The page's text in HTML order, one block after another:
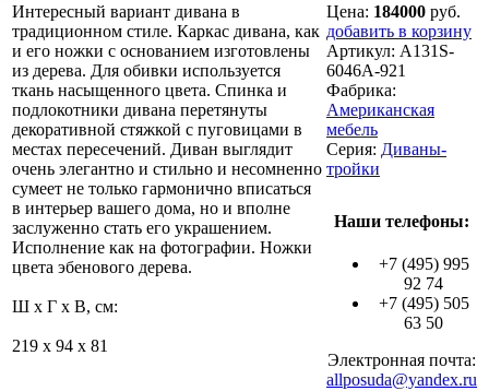
Интересный вариант дивана в
традиционном стиле. Каркас дивана, как
и его ножки с основанием изготовлены
из дерева. Для обивки используется
ткань насыщенного цвета. Спинка и
подлокотники дивана перетянуты
декоративной стяжкой с пуговицами в
местах пересечений. Диван выглядит
очень элегантно и стильно и несомненно
сумеет не только гармонично вписаться
в интерьер вашего дома, но и вполне
заслуженно стать его украшением.
Исполнение как на фотографии. Ножки
цвета эбенового дерева.
Ш x Г x В, см:
219 x 94 x 81
Цена: 184000 руб.
добавить в корзину
Артикул: A131S-
6046A-921
Фабрика:
Американская
мебель
Серия: Диваны-
тройки
Наши телефоны:
+7 (495) 995
92 74
+7 (495) 505
63 50
Электронная почта:
allposuda@yandex.ru